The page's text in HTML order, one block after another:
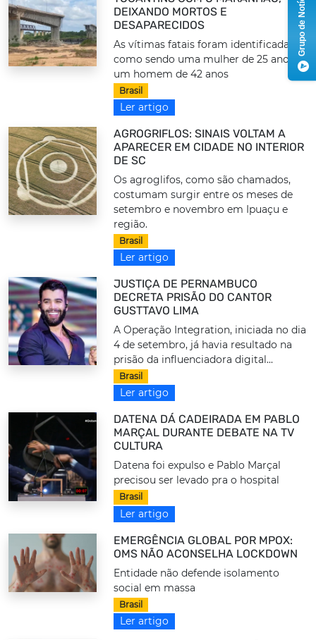
DEIXANDO MORTOS E
DESAPARECIDOS
As vítimas fatais foram identificadas
como sendo uma mulher de 25 anos e
um homem de 42 anos
Brasil
Ler artigo
AGROGRIFLOS: SINAIS VOLTAM A
APARECER EM CIDADE NO INTERIOR
DE SC
Os agroglifos, como são chamados,
costumam surgir entre os meses de
setembro e novembro em Ipuaçu e
região.
Brasil
Ler artigo
JUSTIÇA DE PERNAMBUCO
DECRETA PRISÃO DO CANTOR
GUSTTAVO LIMA
A Operação Integration, iniciada no dia
4 de setembro, já havia resultado na
prisão da influenciadora digital...
Brasil
Ler artigo
DATENA DÁ CADEIRADA EM PABLO
MARÇAL DURANTE DEBATE NA TV
CULTURA
Datena foi expulso e Pablo Marçal
precisou ser levado pra o hospital
Brasil
Ler artigo
EMERGÊNCIA GLOBAL POR MPOX:
OMS NÃO ACONSELHA LOCKDOWN
Entidade não defende isolamento
social em massa
Brasil
Ler artigo
Grupo de Notícias